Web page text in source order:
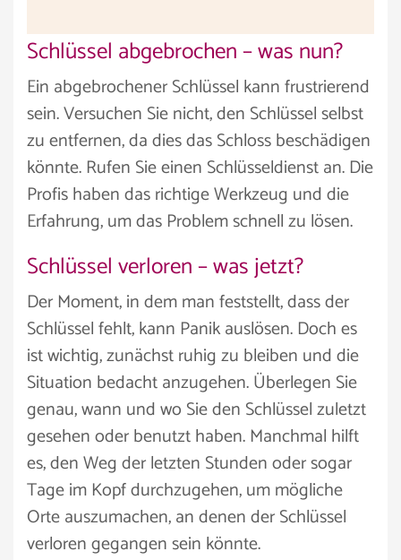
Schlüssel abgebrochen – was nun?
Ein abgebrochener Schlüssel kann frustrierend
sein. Versuchen Sie nicht, den Schlüssel selbst
zu entfernen, da dies das Schloss beschädigen
könnte. Rufen Sie einen Schlüsseldienst an. Die
Profis haben das richtige Werkzeug und die
Erfahrung, um das Problem schnell zu lösen.
Schlüssel verloren – was jetzt?
Der Moment, in dem man feststellt, dass der
Schlüssel fehlt, kann Panik auslösen. Doch es
ist wichtig, zunächst ruhig zu bleiben und die
Situation bedacht anzugehen. Überlegen Sie
genau, wann und wo Sie den Schlüssel zuletzt
gesehen oder benutzt haben. Manchmal hilft
es, den Weg der letzten Stunden oder sogar
Tage im Kopf durchzugehen, um mögliche
Orte auszumachen, an denen der Schlüssel
verloren gegangen sein könnte.